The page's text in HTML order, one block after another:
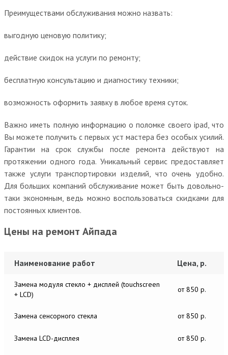
Преимуществами обслуживания можно назвать:
выгодную ценовую политику;
действие скидок на услуги по ремонту;
бесплатную консультацию и диагностику техники;
возможность оформить заявку в любое время суток.
Важно иметь полную информацию о поломке своего ipad, что
Вы можете получить с первых уст мастера без особых усилий.
Гарантии на срок службы после ремонта действуют на
протяжении одного года. Уникальный сервис предоставляет
также услуги транспортировки изделий, что очень удобно.
Для больших компаний обслуживание может быть довольно-
таки экономным, ведь можно воспользоваться скидками для
постоянных клиентов.
Цены на ремонт Айпада
Наименование работ Цена, р.
Замена модуля стекло + дисплей (touchscreen
+ LCD)
от 850 р.
Замена сенсорного стекла от 850 р.
Замена LCD-дисплея от 850 р.